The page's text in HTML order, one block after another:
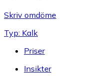
Skriv omdöme
Typ: Kalk
Priser
Insikter